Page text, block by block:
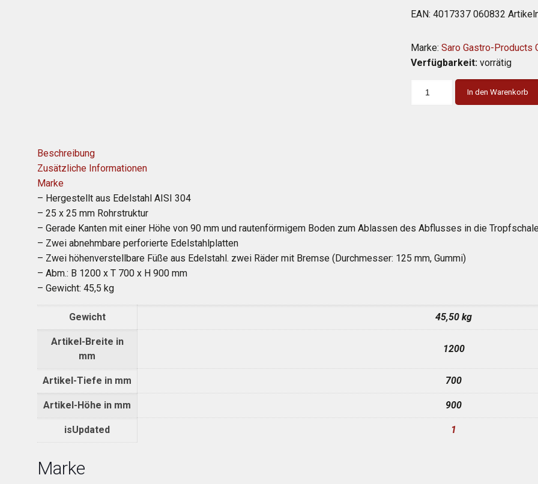
EAN:4017337 060832
Marke: Saro Gastro-Products
Verfügbarkeit: vorrätig
In den Warenkorb
Beschreibung
Zusätzliche Informationen
Marke
– Hergestellt aus Edelstahl AISI 304
– 25 x 25 mm Rohrstruktur
– Gerade Kanten mit einer Höhe von 90 mm und rautenförmigem Boden zum Ablassen des Abflusses in die
– Zwei abnehmbare perforierte Edelstahlplatten
– Zwei höhenverstellbare Füße aus Edelstahl. zwei Räder mit Bremse (Durchmesser: 125 mm, Gummi)
– Abm.: B 1200 x T 700 x H 900 mm
– Gewicht: 45,5 kg
Gewicht 45,50 kg
Artikel-Breite in
mm
1200
Artikel-Tiefe in mm 700
Artikel-Höhe in mm 900
isUpdated 1
Marke